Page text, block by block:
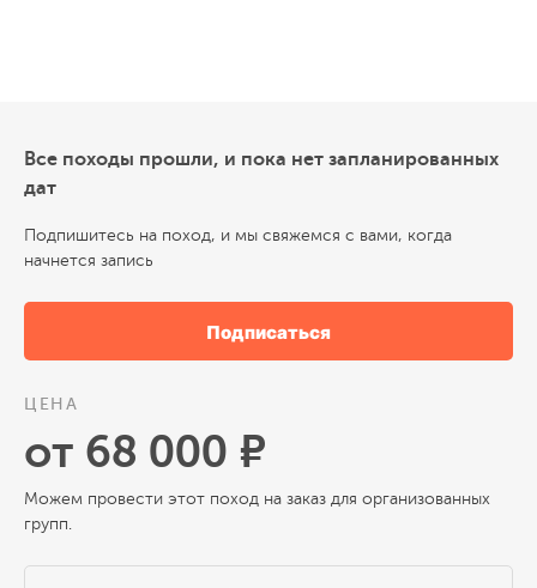
Все походы прошли, и пока нет запланированных
дат
Подпишитесь на поход, и мы свяжемся с вами, когда
начнется запись
Подписаться
ЦЕНА
от 68 000 ₽
Можем провести этот поход на заказ для организованных
групп.